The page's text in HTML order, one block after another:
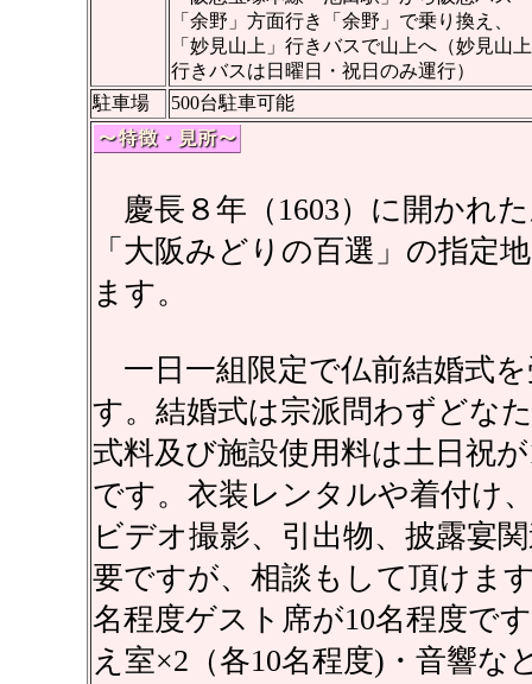
「余野」方面行き「余野」で乗り換え、
「妙見山上」行きバスで山上へ（妙見山上
行きバスは日曜日・祝日のみ運行）
駐車場
500台駐車可能
慶長８年（1603）に開かれ
「大阪みどりの百選」の指定
ます。
一日一組限定で仏前結婚式
す。結婚式は宗派問わずどな
式料及び施設使用料は土日祝
です。衣装レンタルや着付け
ビデオ撮影、引出物、披露宴
要ですが、相談もして頂けま
名程度ゲスト席が10名程度で
え室×2（各10名程度)・音響な